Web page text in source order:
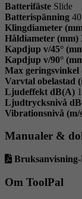
Batterifäste Slide
Batterispänning
Klingdiameter
Håldiameter (mm)
Kapdjup v/45°
Kapdjup v/90°
Max geringsvinkel
Varvtal obelastad
Ljudeffekt dB(A)
Ljudtrycksnivå
Vibrationsnivå (m/
Manualer &
Om ToolPal